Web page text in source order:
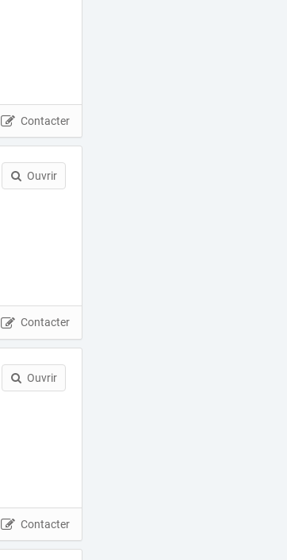
Contacter
Ouvrir
Contacter
Ouvrir
Contacter